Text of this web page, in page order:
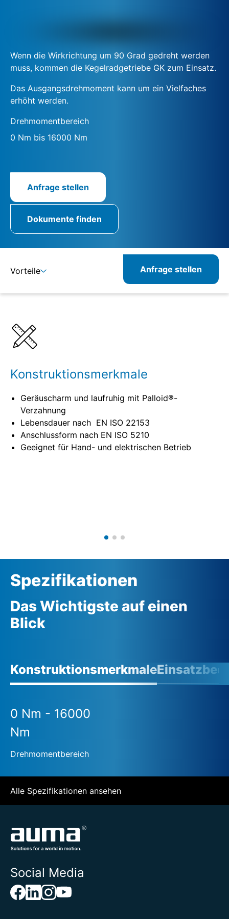
Wenn die Wirkrichtung um 90 Grad gedreht werden
muss, kommen die Kegelradgetriebe GK zum Einsatz.
Das Ausgangsdrehmoment kann um ein Vielfaches
erhöht werden.
Drehmomentbereich
0 Nm bis 16000 Nm
Anfrage stellen
Dokumente finden
Vorteile Anfrage stellen
Konstruktionsmerkmale
Geräuscharm und laufruhig mit Palloid®-
Verzahnung
Lebensdauer nach EN ISO 22153
Anschlussform nach EN ISO 5210
Geeignet für Hand- und elektrischen Betrieb
Spezifikationen
Das Wichtigste auf einen
Blick
Konstruktionsmerkmale
0 Nm - 16000
Nm
Drehmomentbereich
Alle Spezifikationen ansehen
Social Media